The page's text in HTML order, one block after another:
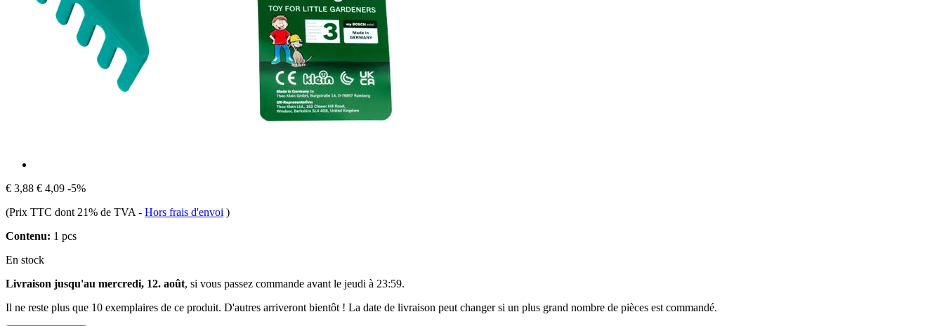
€ 3,88 € 4,09 -5%
(Prix TTC dont 21% de TVA - Hors frais d'envoi )
Contenu: 1 pcs
En stock
Livraison jusqu'au mercredi, 12. août, si vous passez commande avant le jeudi à 23:59.
Il ne reste plus que 10 exemplaires de ce produit. D'autres arriveront bientôt ! La date de livraison peut changer si un plus grand nombre de pièces est commandé.